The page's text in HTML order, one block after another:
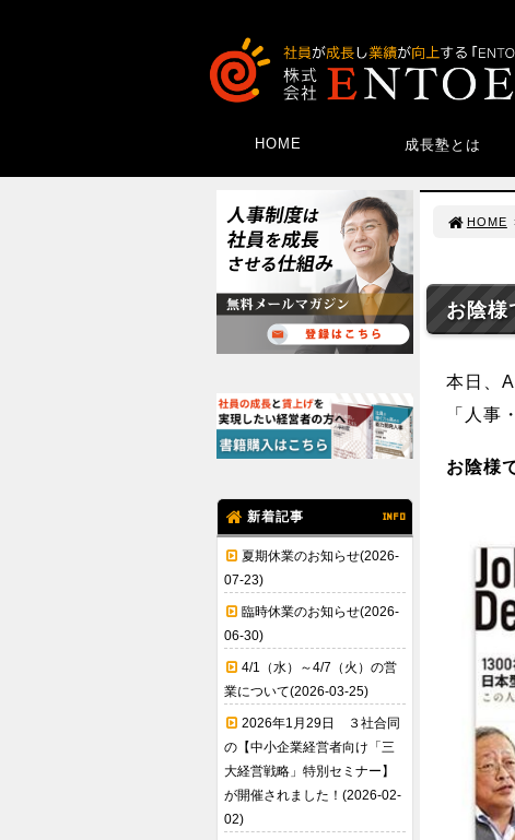
HOME 成長塾とは
HOME
お陰様
本日、
「人事
お陰様
新着記事 INFO
夏期休業のお知らせ(2026-
07-23)
臨時休業のお知らせ(2026-
06-30)
4/1（水）～4/7（火）の営
業について(2026-03-25)
2026年1月29日 ３社合同
の【中小企業経営者向け「三
大経営戦略」特別セミナー】
が開催されました！(2026-02-
02)